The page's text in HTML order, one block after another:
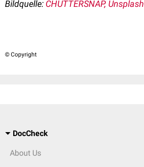
Bildquelle: CHUTTERSNAP, Unsplash
© Copyright
DocCheck
About Us